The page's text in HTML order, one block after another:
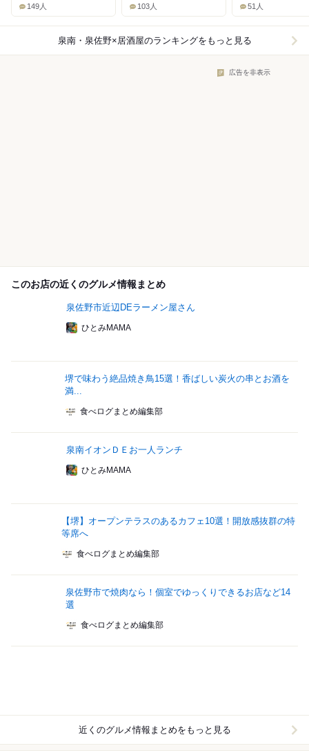
149人 103人 51人
泉南・泉佐野×居酒屋のランキングをもっと見る
広告を非表示
このお店の近くのグルメ情報まとめ
泉佐野市近辺DEラーメン屋さん
ひとみMAMA
堺で味わう絶品焼き鳥15選！香ばしい炭火の串とお酒を
満...
食べログまとめ編集部
泉南イオンＤＥお一人ランチ
ひとみMAMA
【堺】オープンテラスのあるカフェ10選！開放感抜群の特
等席へ
食べログまとめ編集部
泉佐野市で焼肉なら！個室でゆっくりできるお店など14
選
食べログまとめ編集部
近くのグルメ情報まとめをもっと見る